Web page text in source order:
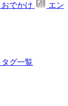
おでかけ
エン
タグ一覧